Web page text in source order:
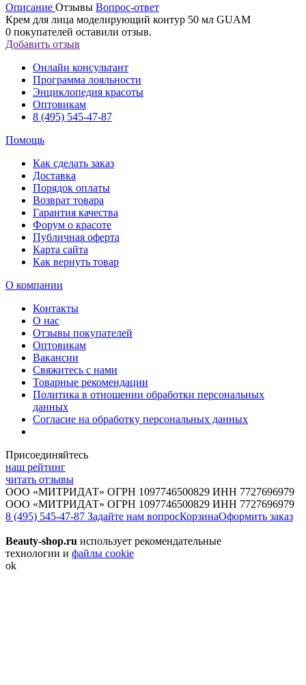
Описание Отзывы Вопрос-ответ
Крем для лица моделирующий контур 50 мл GUAM
0 покупателей оставили отзыв.
Добавить отзыв
Онлайн консультант
Программа лояльности
Энциклопедия красоты
Оптовикам
8 (495) 545-47-87
Помощь
Как сделать заказ
Доставка
Порядок оплаты
Возврат товара
Гарантия качества
Форум о красоте
Публичная оферта
Карта сайта
Как вернуть товар
О компании
Контакты
О нас
Отзывы покупателей
Оптовикам
Вакансии
Свяжитесь с нами
Товарные рекомендации
Политика в отношении обработки персональных
данных
Согласие на обработку персональных данных
Присоединяйтесь
наш рейтинг
читать отзывы
ООО «МИТРИДАТ» ОГРН 1097746500829 ИНН 7727696979
ООО «МИТРИДАТ» ОГРН 1097746500829 ИНН 7727696979
8 (495) 545-47-87 Задайте нам вопросКорзинаОформить заказ
Beauty-shop.ru использует рекомендательные
технологии и файлы cookie
ok